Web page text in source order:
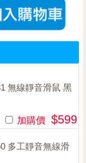
無線靜音滑鼠 黑
加購價 $599
多工靜音無線滑